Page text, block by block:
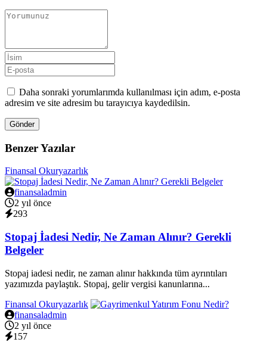
Daha sonraki yorumlarımda kullanılması için adım, e-posta
adresim ve site adresim bu tarayıcıya kaydedilsin.
Gönder
Benzer Yazılar
Finansal Okuryazarlık
finansaladmin
2 yıl önce
293
Stopaj İadesi Nedir, Ne Zaman Alınır? Gerekli
Belgeler
Stopaj iadesi nedir, ne zaman alınır hakkında tüm ayrıntıları
yazımızda paylaştık. Stopaj, gelir vergisi kanunlarına...
Finansal Okuryazarlık
finansaladmin
2 yıl önce
157